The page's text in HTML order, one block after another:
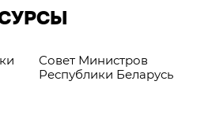
Совет Министров
Республики Беларусь